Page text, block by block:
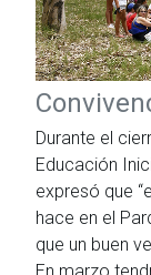
Durante el
Educación
expresó que
hace en el
que un buen